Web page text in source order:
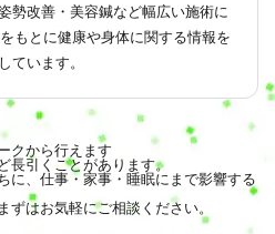
勢改善・美容鍼など幅広い施術に
もとに健康や身体に関する情報を
ています。
クから行えます
長引くことがあります。
に、仕事・家事・睡眠にまで影響する
はお気軽にご相談ください。